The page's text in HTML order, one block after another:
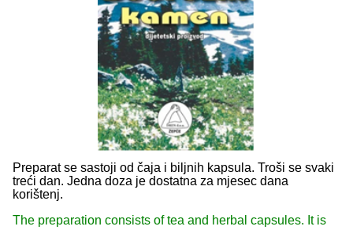
Preparat se sastoji od čaja i biljnih kapsula. Troši se svaki
treći dan. Jedna doza je dostatna za mjesec dana
korištenj.
The preparation consists of tea and herbal capsules. It is